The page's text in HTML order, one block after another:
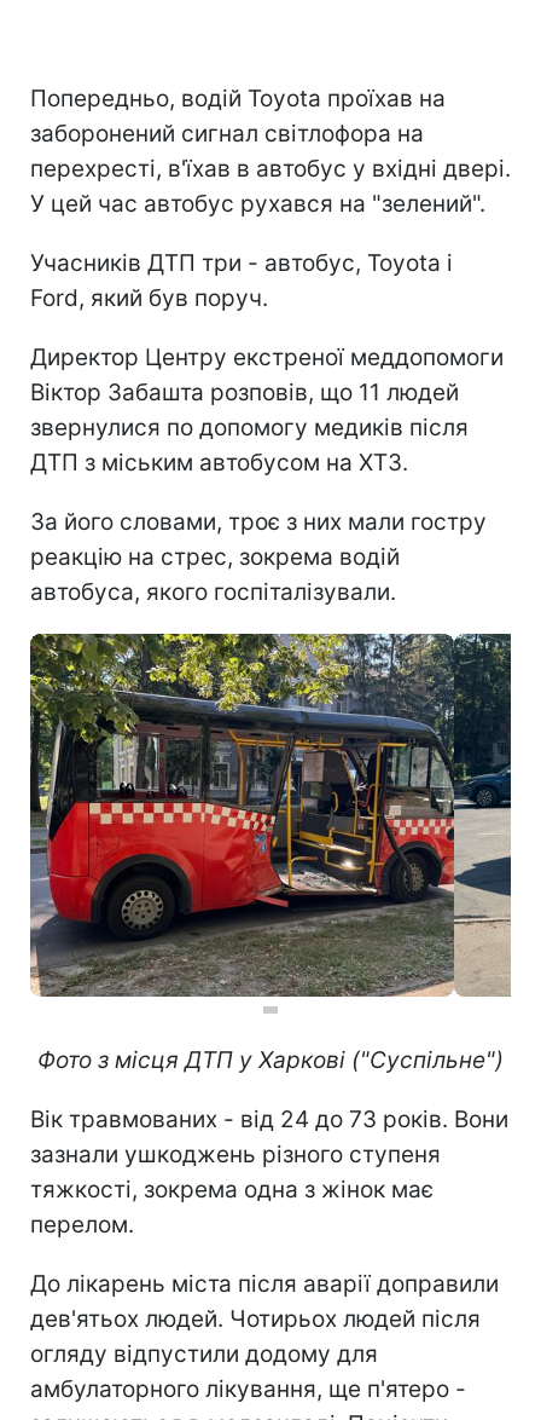
Попередньо, водій Toyota проїхав на
заборонений сигнал світлофора на
перехресті, в'їхав в автобус у вхідні двері.
У цей час автобус рухався на "зелений".
Учасників ДТП три - автобус, Toyota і
Ford, який був поруч.
Директор Центру екстреної меддопомоги
Віктор Забашта розповів, що 11 людей
звернулися по допомогу медиків після
ДТП з міським автобусом на ХТЗ.
За його словами, троє з них мали гостру
реакцію на стрес, зокрема водій
автобуса, якого госпіталізували.
Фото з місця ДТП у Харкові ("Суспільне")
Вік травмованих - від 24 до 73 років. Вони
зазнали ушкоджень різного ступеня
тяжкості, зокрема одна з жінок має
перелом.
До лікарень міста після аварії доправили
дев'ятьох людей. Чотирьох людей після
огляду відпустили додому для
амбулаторного лікування, ще п'ятеро -